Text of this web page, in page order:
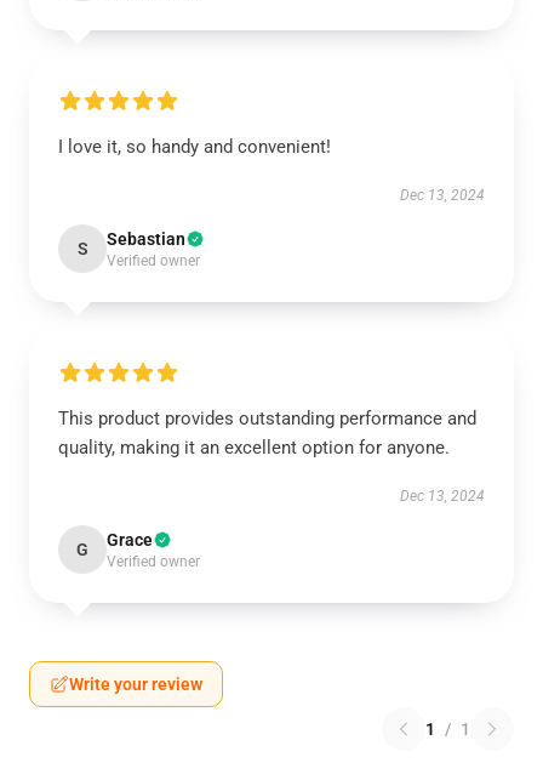
I love it, so handy and convenient!
Dec 13, 2024
S Sebastian
Verified owner
This product provides outstanding performance and
quality, making it an excellent option for anyone.
Dec 13, 2024
G Grace
Verified owner
Write your review
1 / 1